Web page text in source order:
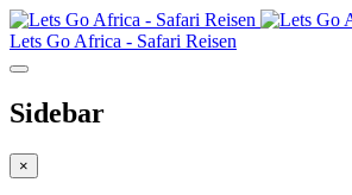
Lets Go Africa - Safari Reisen
Sidebar
×